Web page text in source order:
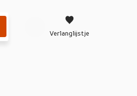
Verlanglijstje